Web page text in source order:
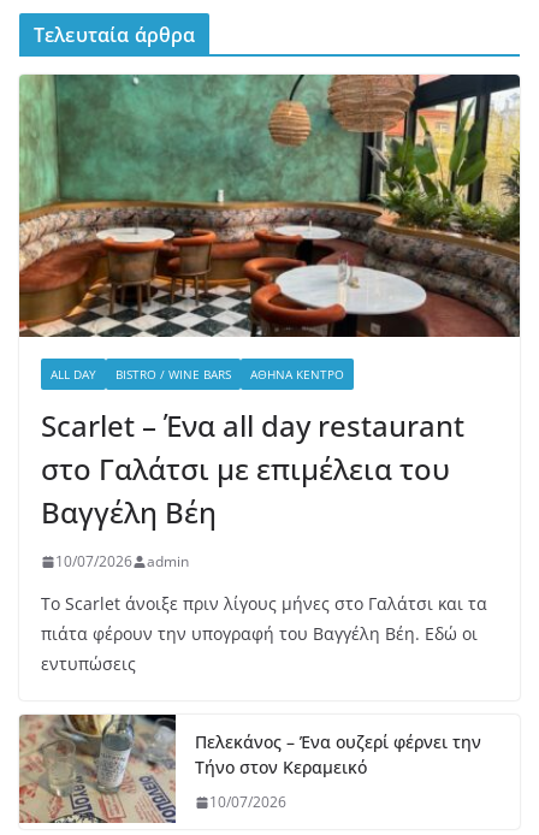
Τελευταία άρθρα
ALL DAY BISTRO / WINE BARS ΑΘΉΝΑ ΚΈΝΤΡΟ
Scarlet – Ένα all day restaurant
στο Γαλάτσι με επιμέλεια του
Βαγγέλη Βέη
10/07/2026 admin
Το Scarlet άνοιξε πριν λίγους μήνες στο Γαλάτσι και τα
πιάτα φέρουν την υπογραφή του Βαγγέλη Βέη. Εδώ οι
εντυπώσεις
Πελεκάνος – Ένα ουζερί φέρνει την
Τήνο στον Κεραμεικό
10/07/2026